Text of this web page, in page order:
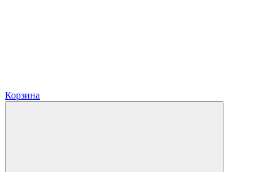
Корзина